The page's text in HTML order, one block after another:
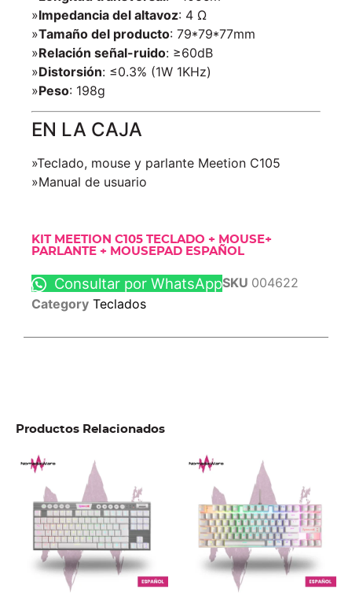
»Impedancia del altavoz: 4 Ω
»Tamaño del producto: 79*79*77mm
»Relación señal-ruido: ≥60dB
»Distorsión: ≤0.3% (1W 1KHz)
»Peso: 198g
EN LA CAJA
»Teclado, mouse y parlante Meetion C105
»Manual de usuario
KIT MEETION C105 TECLADO + MOUSE+
PARLANTE + MOUSEPAD ESPAÑOL
Consultar por WhatsAppSKU 004622
Category Teclados
Productos Relacionados